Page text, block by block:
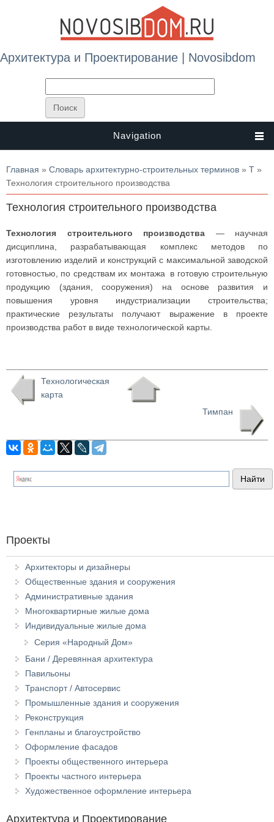
Архитектура и Проектирование | Novosibdom
Navigation
Вы здесь
Главная » Словарь архитектурно-строительных терминов » Т »
Технология строительного производства
Технология строительного производства
Технология строительного производства — научная
дисциплина, разрабатывающая комплекс методов по
изготовлению изделий и конструкций с максимальной заводской
готовностью, по средствам их монтажа в готовую строительную
продукцию (здания, сооружения) на основе развития и
повышения уровня индустриализации строительства;
практические результаты получают выражение в проекте
производства работ в виде технологической карты.
Технологическая
карта
Тимпан
Проекты
Архитекторы и дизайнеры
Общественные здания и сооружения
Административные здания
Многоквартирные жилые дома
Индивидуальные жилые дома
Серия «Народный Дом»
Бани / Деревянная архитектура
Павильоны
Транспорт / Автосервис
Промышленные здания и сооружения
Реконструкция
Генпланы и благоустройство
Оформление фасадов
Проекты общественного интерьера
Проекты частного интерьера
Художественное оформление интерьера
Архитектура и Проектирование